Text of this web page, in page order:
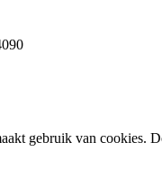
gebruik van cookies.